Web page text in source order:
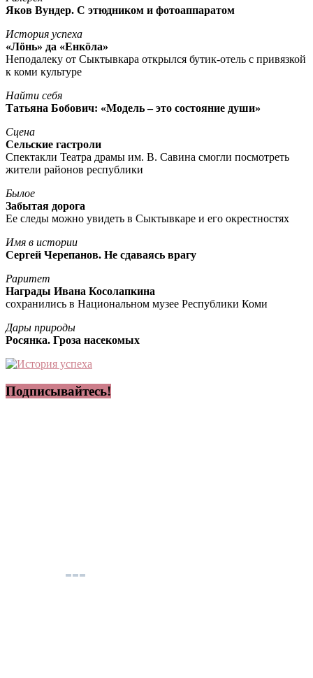
Яков Вундер. С этюдником и фотоаппаратом
История успеха
«Лöнь» да «Енкöла»
Неподалеку от Сыктывкара открылся бутик-отель с привязкой
к коми культуре
Найти себя
Татьяна Бобович: «Модель – это состояние души»
Сцена
Сельские гастроли
Спектакли Театра драмы им. В. Савина смогли посмотреть
жители районов республики
Былое
Забытая дорога
Ее следы можно увидеть в Сыктывкаре и его окрестностях
Имя в истории
Сергей Черепанов. Не сдаваясь врагу
Раритет
Награды Ивана Косолапкина
сохранились в Национальном музее Республики Коми
Дары природы
Росянка. Гроза насекомых
Подписывайтесь!